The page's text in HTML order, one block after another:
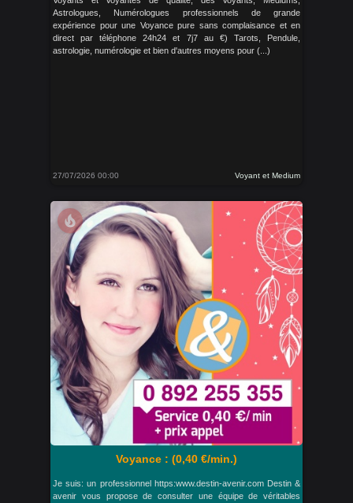
Astrologues, Numérologues professionnels de grande
expérience pour une Voyance pure sans complaisance et en
direct par téléphone 24h24 et 7j7 au €) Tarots, Pendule,
astrologie, numérologie et bien d'autres moyens pour (...)
27/07/2026 00:00 Voyant et Medium
local_fire_department
Voyance : (0,40 €/min.)
Je suis: un professionnel https:www.destin-avenir.com Destin &
avenir vous propose de consulter une équipe de véritables